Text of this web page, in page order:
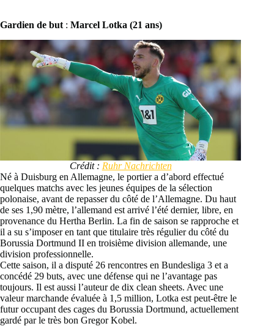
Gardien de but : Marcel Lotka (21 ans)
Crédit : Ruhr Nachrichten
Né à Duisburg en Allemagne, le portier a d’abord effectué
quelques matchs avec les jeunes équipes de la sélection
polonaise, avant de repasser du côté de l’Allemagne. Du haut
de ses 1,90 mètre, l’allemand est arrivé l’été dernier, libre, en
provenance du Hertha Berlin. La fin de saison se rapproche et
il a su s’imposer en tant que titulaire très régulier du côté du
Borussia Dortmund II en troisième division allemande, une
division professionnelle.
Cette saison, il a disputé 26 rencontres en Bundesliga 3 et a
concédé 29 buts, avec une défense qui ne l’avantage pas
toujours. Il est aussi l’auteur de dix clean sheets. Avec une
valeur marchande évaluée à 1,5 million, Lotka est peut-être le
futur occupant des cages du Borussia Dortmund, actuellement
gardé par le très bon Gregor Kobel.